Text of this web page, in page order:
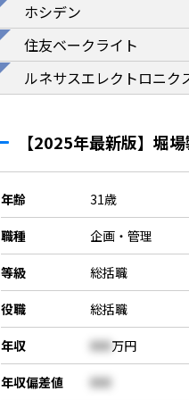
ホシデン
住友ベークライト
ルネサスエレクトロニク
【2025年最新版】堀
年齢 31歳
職種 企画・管理
等級 総括職
役職 総括職
年収 000 万円
年収偏差値 000